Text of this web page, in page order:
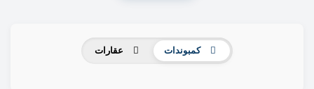
كمبوندات عقارات